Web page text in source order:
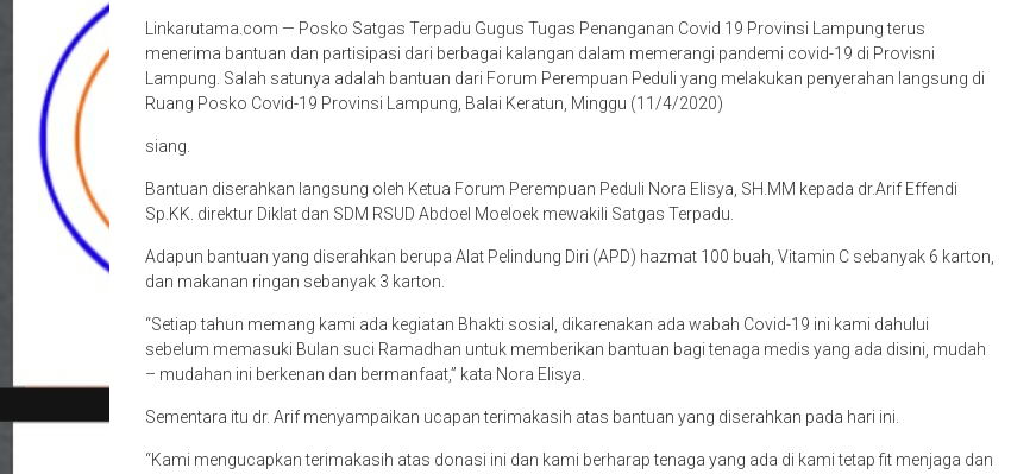
Linkarutama.com — Posko Satgas Terpadu Gugus Tugas Penanganan Covid 19 Provinsi Lampung terus
menerima bantuan dan partisipasi dari berbagai kalangan dalam memerangi pandemi covid-19 di Provisni
Lampung. Salah satunya adalah bantuan dari Forum Perempuan Peduli yang melakukan penyerahan langsung di
Ruang Posko Covid-19 Provinsi Lampung, Balai Keratun, Minggu (11/4/2020)
siang.
Bantuan diserahkan langsung oleh Ketua Forum Perempuan Peduli Nora Elisya, SH.MM kepada dr.Arif Effendi
Sp.KK. direktur Diklat dan SDM RSUD Abdoel Moeloek mewakili Satgas Terpadu.
Adapun bantuan yang diserahkan berupa Alat Pelindung Diri (APD) hazmat 100 buah, Vitamin C sebanyak 6 karton,
dan makanan ringan sebanyak 3 karton.
“Setiap tahun memang kami ada kegiatan Bhakti sosial, dikarenakan ada wabah Covid-19 ini kami dahului
sebelum memasuki Bulan suci Ramadhan untuk memberikan bantuan bagi tenaga medis yang ada disini, mudah
– mudahan ini berkenan dan bermanfaat,” kata Nora Elisya.
Sementara itu dr. Arif menyampaikan ucapan terimakasih atas bantuan yang diserahkan pada hari ini.
“Kami mengucapkan terimakasih atas donasi ini dan kami berharap tenaga yang ada di kami tetap fit menjaga dan